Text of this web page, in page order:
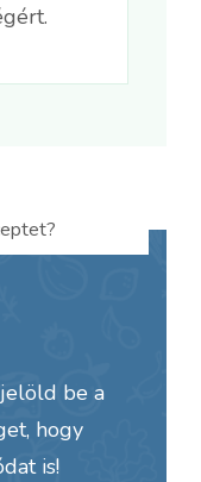
be a
hogy
is!